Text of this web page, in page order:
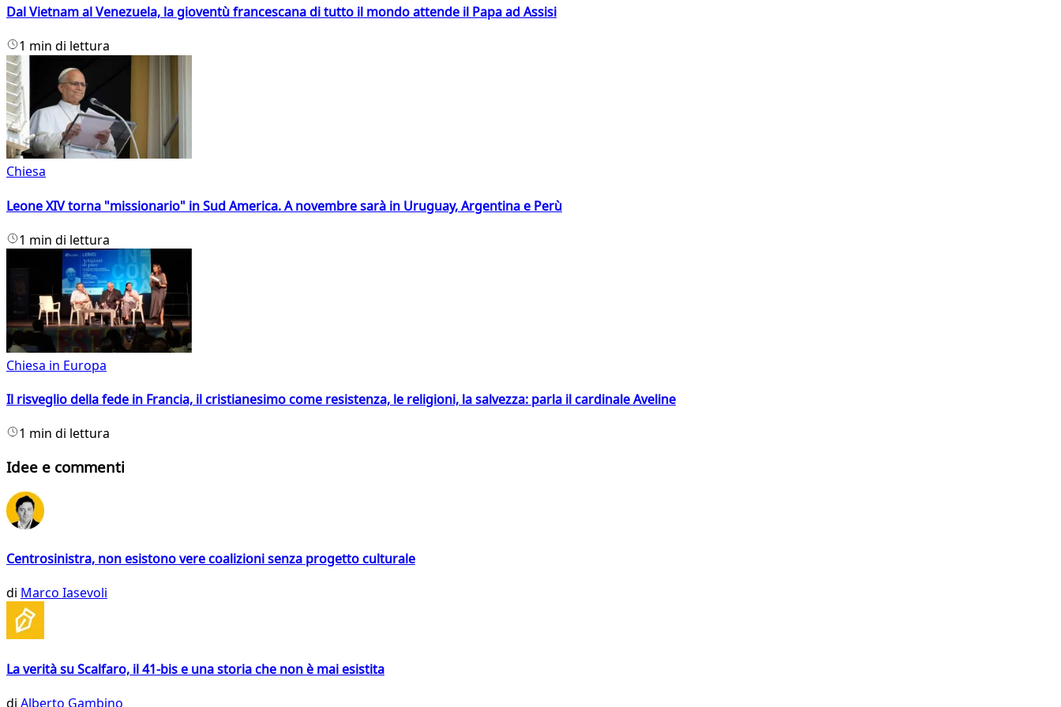
Dal Vietnam al Venezuela, la gioventù francescana di tutto il mondo attende il Papa ad Assisi
1 min di lettura
Chiesa
Leone XIV torna "missionario" in Sud America. A novembre sarà in Uruguay, Argentina e Perù
1 min di lettura
Chiesa in Europa
Il risveglio della fede in Francia, il cristianesimo come resistenza, le religioni, la salvezza: parla il cardinale Aveline
1 min di lettura
Idee e commenti
Centrosinistra, non esistono vere coalizioni senza progetto culturale
di Marco Iasevoli
La verità su Scalfaro, il 41-bis e una storia che non è mai esistita
di Alberto Gambino